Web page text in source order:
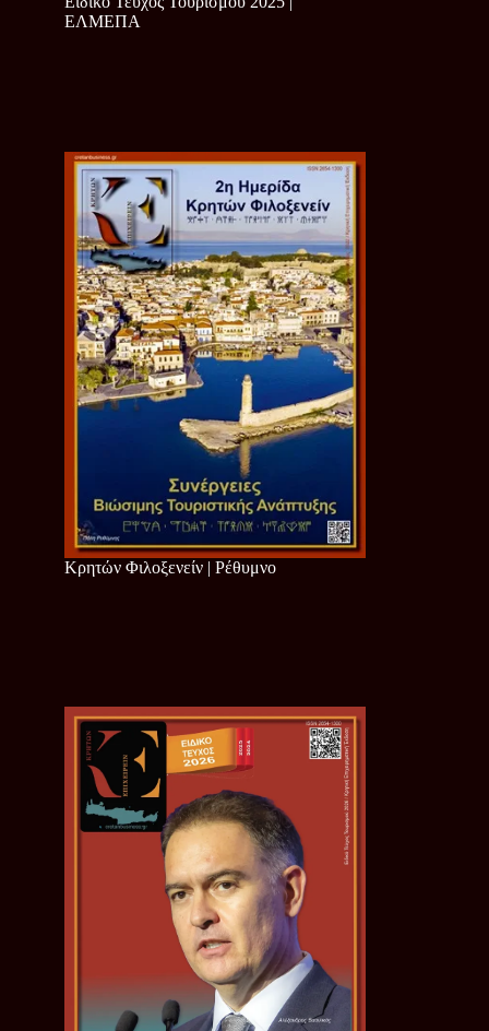
ΕΛΜΕΠΑ
Κρητών Φιλοξενείν | Ρέθυμνο